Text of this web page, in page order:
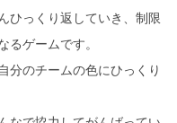
ひっくり返していき、制限
るゲームです。
分のチームの色にひっくり